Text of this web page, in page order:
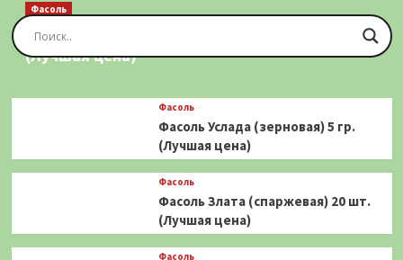
Фасоль
Фасоль Золотая Сакса (спаржевая) 20 шт.
(Лучшая цена)
Фасоль
Фасоль Услада (зерновая) 5 гр.
(Лучшая цена)
Фасоль
Фасоль Злата (спаржевая) 20 шт.
(Лучшая цена)
Фасоль